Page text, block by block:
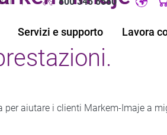
Servizi e supporto Lavora
di e-
aiutare i clienti Markem-Imaje a